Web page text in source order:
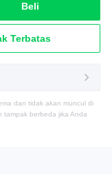
Beli
Terbatas
dan tidak akan muncul di
tampak berbeda jika Anda